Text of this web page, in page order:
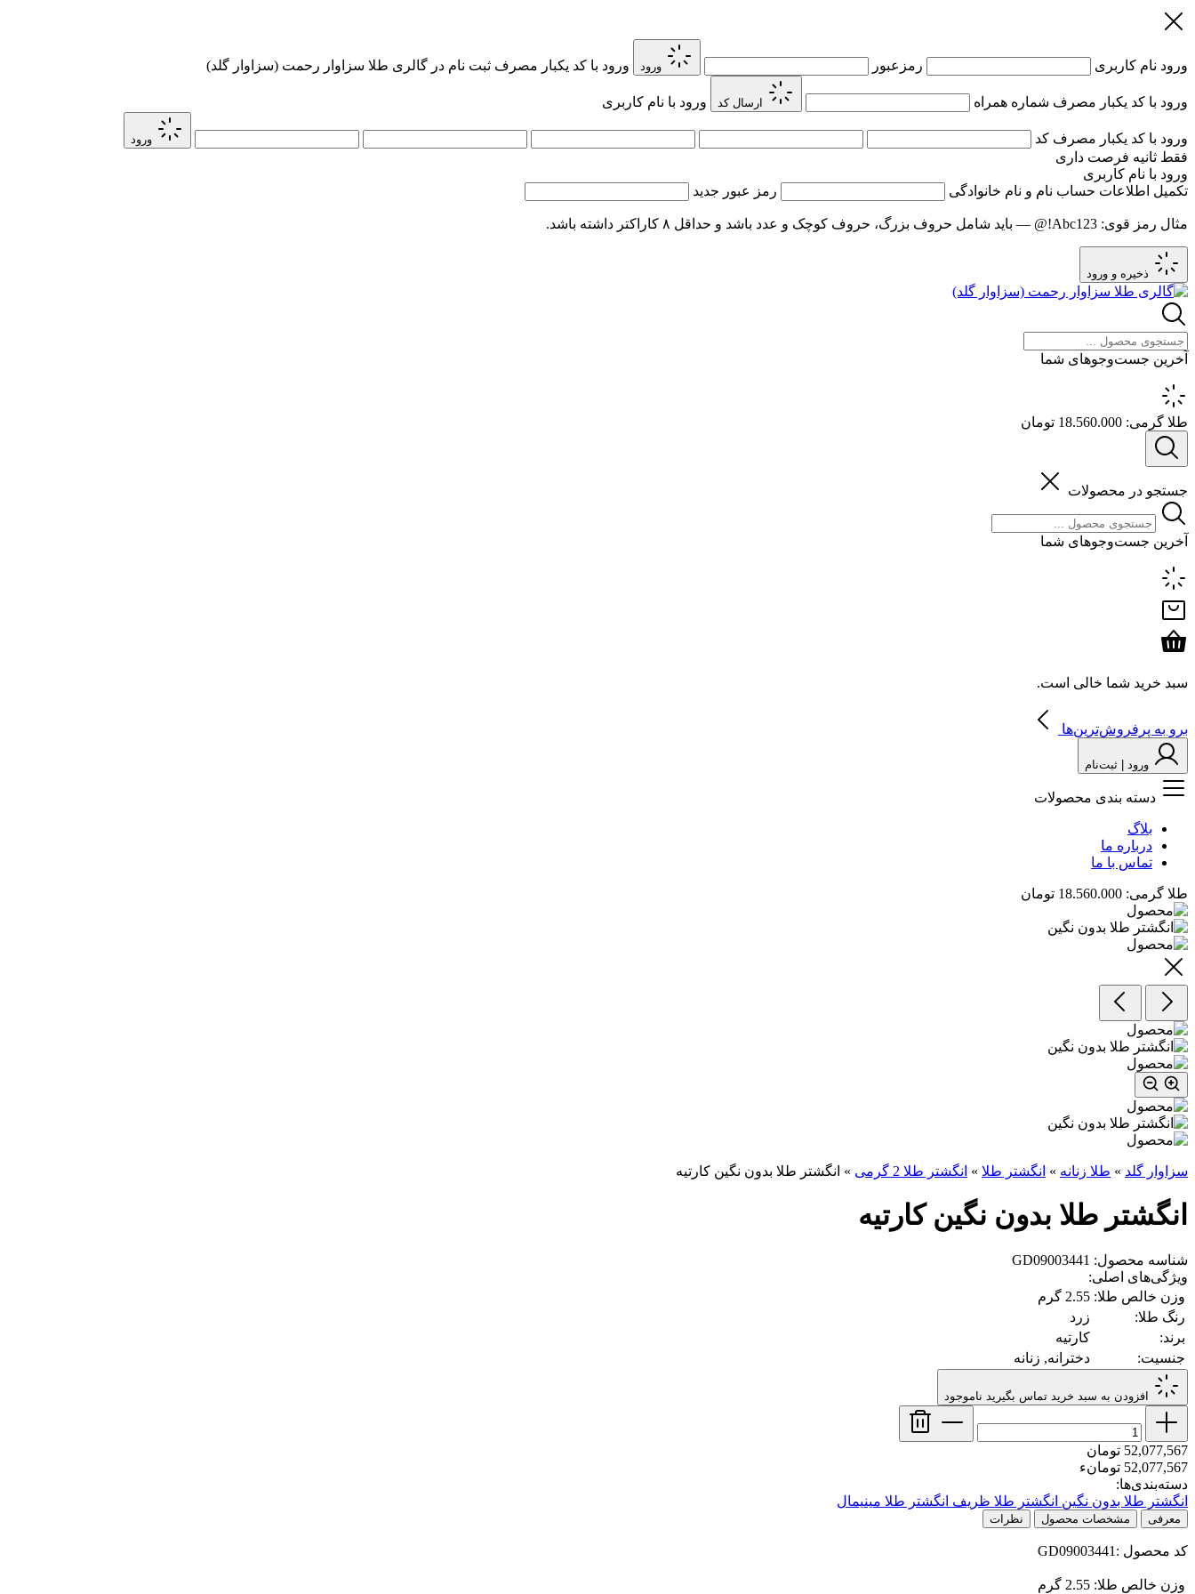
ورود نام کاربری رمزعبور ورود ورود با کد یکبار مصرف ثبت نام در گالری طلا سزاوار رحمت (سزاوار گلد)
ورود با کد یکبار مصرف شماره همراه ارسال کد ورود با نام کاربری
ورود با کد یکبار مصرف کد ورود
فقط ثانیه فرصت داری
ورود با نام کاربری
تکمیل اطلاعات حساب نام و نام خانوادگی رمز عبور جدید
مثال رمز قوی: Abc123!@ — باید شامل حروف بزرگ، حروف کوچک و عدد باشد و حداقل ۸ کاراکتر داشته باشد.
ذخیره و ورود
آخرین جست‌وجوهای شما
طلا گرمی: 18.560.000 تومان
جستجو در محصولات
آخرین جست‌وجوهای شما
سبد خرید شما خالی است.
برو به پرفروش‌ترین‌ها
ورود | ثبت‌نام
دسته بندی محصولات
بلاگ
درباره ما
تماس با ما
طلا گرمی: 18.560.000 تومان
سزاوار گلد » طلا زنانه » انگشتر طلا » انگشتر طلا 2 گرمی » انگشتر طلا بدون نگین کارتیه
انگشتر طلا بدون نگین کارتیه
شناسه محصول: GD09003441
ویژگی‌های اصلی:
وزن خالص طلا: 2.55 گرم
رنگ طلا:
زرد
برند:
کارتیه
جنسیت:
دخترانه, زنانه
افزودن به سبد خرید تماس بگیرید ناموجود
52,077,567 تومان
52,077,567 تومانء
دسته‌بندی‌ها:
انگشتر طلا بدون نگین انگشتر طلا ظریف انگشتر طلا مینیمال
معرفی مشخصات محصول نظرات
کد محصول :GD09003441
وزن خالص طلا: 2.55 گرم